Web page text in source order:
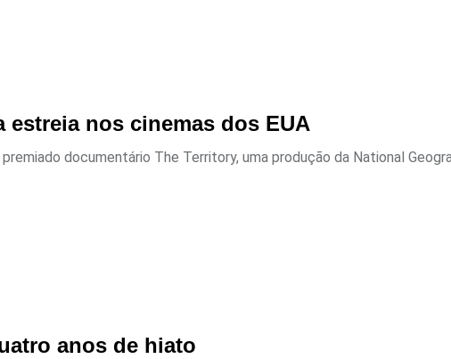
estreia nos cinemas dos EUA
documentário The Territory, uma produção da National
anos de hiato